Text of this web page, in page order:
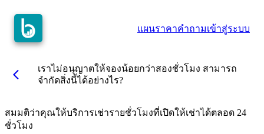
แผนราคาคำถามเข้าสู่ระบบ
arrow_back_ios
เราไม่อนุญาตให้จองน้อยกว่าสองชั่วโมง สามารถ
จำกัดสิ่งนี้ได้อย่างไร?
สมมติว่าคุณให้บริการเช่ารายชั่วโมงที่เปิดให้เช่าได้ตลอด 24
ชั่วโมง